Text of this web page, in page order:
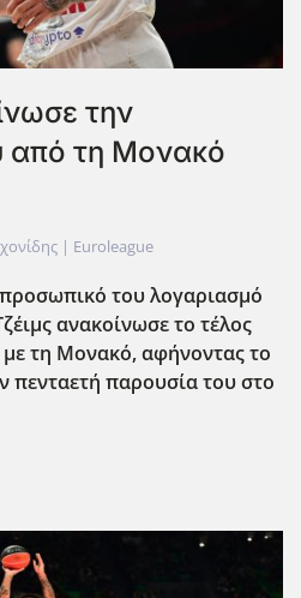
την
από τη Μονακό
| Euroleague
του λογαριασμό
ανακοίνωσε το τέλος
με τη Μονακό, αφήνοντας το
πενταετή παρουσία του στο